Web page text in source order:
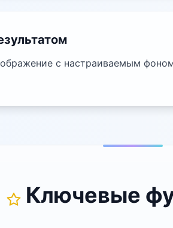
с настраиваемым
Ключевые